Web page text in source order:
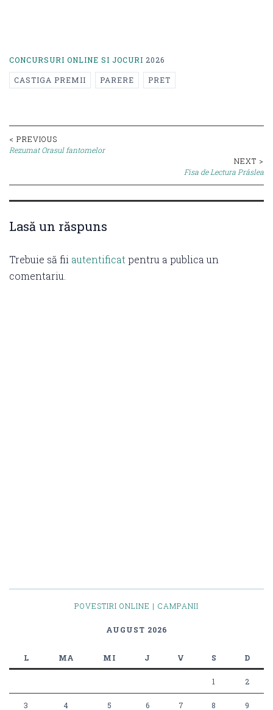
CONCURSURI ONLINE SI JOCURI 2026
CASTIGA PREMII PARERE PRET
Post
< PREVIOUS
Rezumat Orasul fantomelor
NEXT >
Fisa de Lectura Prâslea
Lasă un răspuns
Trebuie să fii autentificat pentru a publica un
comentariu.
POVESTIRI ONLINE | CAMPANII
AUGUST 2026
L MA MI J V S D
1 2
3 4 5 6 7 8 9